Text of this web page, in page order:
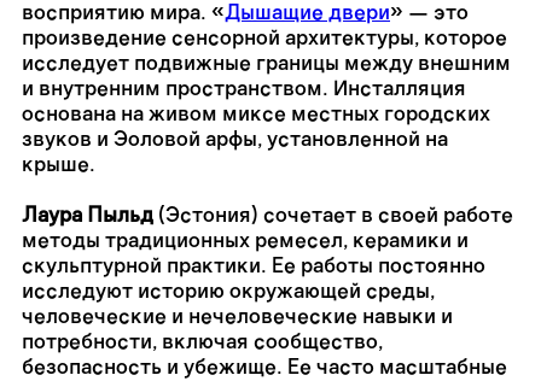
восприятию мира. «Дышащие двери» — это
произведение сенсорной архитектуры, которое
исследует подвижные границы между внешним
и внутренним пространством. Инсталляция
основана на живом миксе местных городских
звуков и Эоловой арфы, установленной на
крыше.
Лаура Пыльд (Эстония) сочетает в своей работе
методы традиционных ремесел, керамики и
скульптурной практики. Ее работы постоянно
исследуют историю окружающей среды,
человеческие и нечеловеческие навыки и
потребности, включая сообщество,
безопасность и убежище. Ее часто масштабные